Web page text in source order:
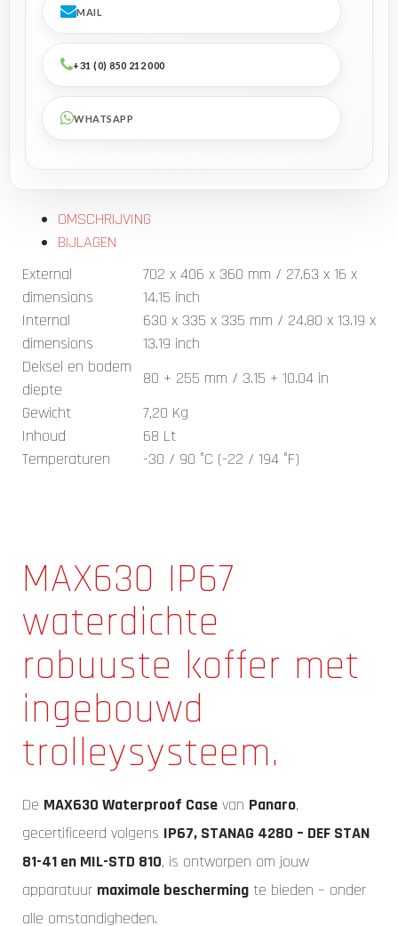
MAIL
+31 (0) 850 212 000
WHATSAPP
OMSCHRIJVING
BIJLAGEN
External
dimensions
702 x 406 x 360 mm / 27.63 x 16 x
14.15 inch
Internal
dimensions
630 x 335 x 335 mm / 24.80 x 13.19 x
13.19 inch
Deksel en bodem
diepte
80 + 255 mm / 3.15 + 10.04 in
Gewicht
7,20 Kg
Inhoud
68 Lt
Temperaturen
-30 / 90 °C (-22 / 194 °F)
MAX630 IP67
waterdichte
robuuste koffer met
ingebouwd
trolleysysteem.
De MAX630 Waterproof Case van Panaro,
gecertificeerd volgens IP67, STANAG 4280 – DEF STAN
81-41 en MIL-STD 810, is ontworpen om jouw
apparatuur maximale bescherming te bieden – onder
alle omstandigheden.